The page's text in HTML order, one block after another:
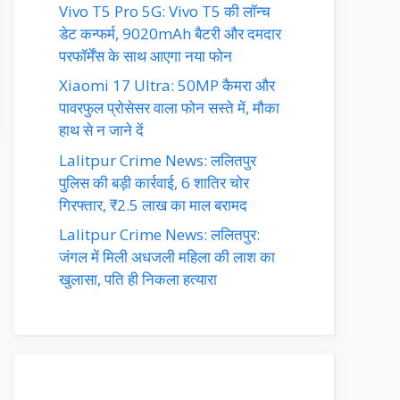
Vivo T5 Pro 5G: Vivo T5 की लॉन्च
डेट कन्फर्म, 9020mAh बैटरी और दमदार
परफॉर्मेंस के साथ आएगा नया फोन
Xiaomi 17 Ultra: 50MP कैमरा और
पावरफुल प्रोसेसर वाला फोन सस्ते में, मौका
हाथ से न जाने दें
Lalitpur Crime News: ललितपुर
पुलिस की बड़ी कार्रवाई, 6 शातिर चोर
गिरफ्तार, ₹2.5 लाख का माल बरामद
Lalitpur Crime News: ललितपुर:
जंगल में मिली अधजली महिला की लाश का
खुलासा, पति ही निकला हत्यारा